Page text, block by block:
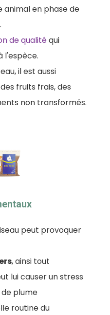
animal en phase de
de qualitéqui
l'espèce.
il est aussi
fruits frais, des
non transformés.
peut provoquer
, ainsi tout
lui causer un stress
plume
routine du